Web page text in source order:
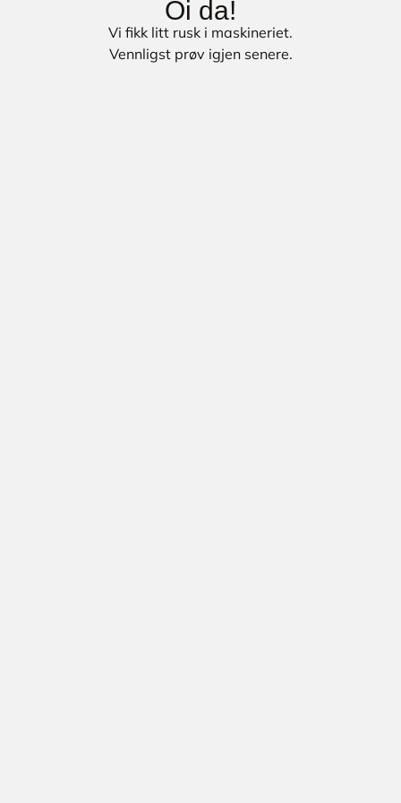
Oi da!
Vi fikk litt rusk i maskineriet.
Vennligst prøv igjen senere.